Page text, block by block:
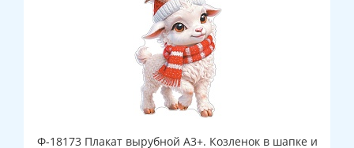
Ф-18173 Плакат вырубной А3+. Козленок в шапке и